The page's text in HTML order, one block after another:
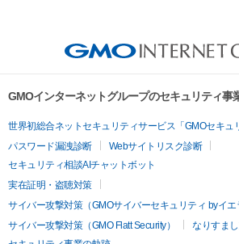
GMOインターネットグループのセキュリティ事
世界初総合ネットセキュリティサービス「GMOセキュ
パスワード漏洩診断
Webサイトリスク診断
セキュリティ相談AIチャットボット
実在証明・盗聴対策
サイバー攻撃対策（GMOサイバーセキュリティ byイエ
サイバー攻撃対策（GMO Flatt Security）
なりすま